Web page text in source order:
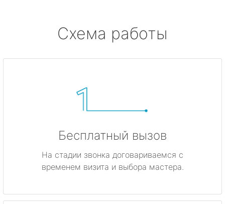
Схема работы
Бесплатный вызов
На стадии звонка договариваемся с
временем визита и выбора мастера.